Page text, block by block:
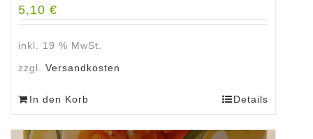
5,10 €
inkl. 19 % MwSt.
zzgl. Versandkosten
In den Korb Details